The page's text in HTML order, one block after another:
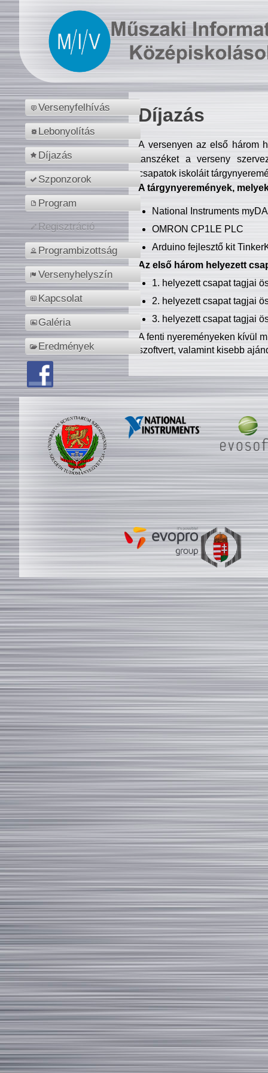
Versenyfelhívás
Lebonyolítás
Díjazás
Szponzorok
Program
Regisztráció
Programbizottság
Versenyhelyszín
Kapcsolat
Galéria
Eredmények
Díjazás
A versenyen az első három
tanszéket a verseny
csapatok iskoláit
A tárgynyeremények,
National Instruments
OMRON CP1LE PLC
Arduino fejlesztő kit
Az első három helyezett
1. helyezett csapat tagjai
2. helyezett csapat tagjai
3. helyezett csapat tagjai
A fenti nyereményeken kívül
szoftvert, valamint kisebb